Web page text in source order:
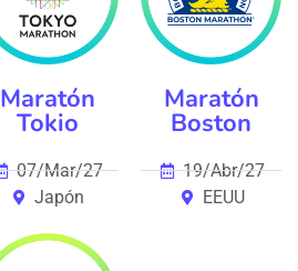
Maratón
Tokio
07/Mar/27
Japón
Maratón
Boston
19/Abr/27
EEUU